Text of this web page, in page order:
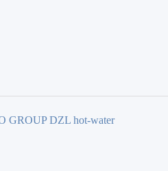
GROUP DZL hot-water